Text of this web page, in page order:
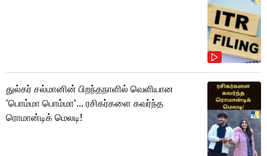
துல்கர் சல்மானின் பிறந்தநாளில் வெளியான
'பொம்மா பொம்மா'... ரசிகர்களை கவர்ந்த
ரொமான்டிக் மெலடி!